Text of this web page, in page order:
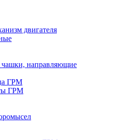
двигателя
чашки, направляющие
ГРМ
ГРМ